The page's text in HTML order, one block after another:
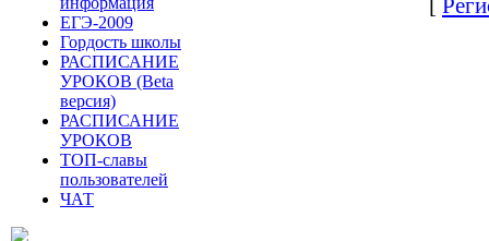
ЕГЭ-2009
Гордость школы
РАСПИСАНИЕ
УРОКОВ (Beta
версия)
РАСПИСАНИЕ
УРОКОВ
ТОП-славы
пользователей
ЧАТ
[